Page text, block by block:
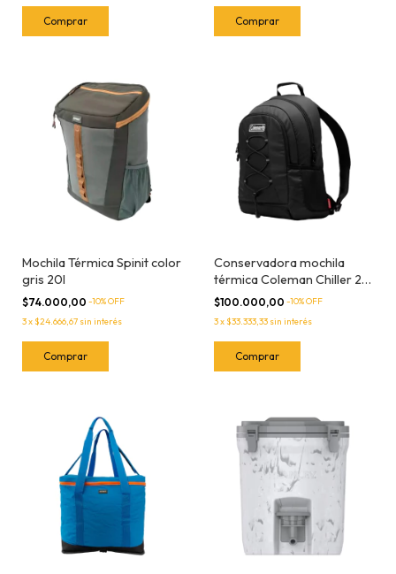
Mochila Térmica Spinit color
gris 20l
$74.000,00 -10% OFF
3x$24.666,67 sin interés
Conservadora mochila
térmica Coleman Chiller 28
latas
$100.000,00 -10% OFF
3x$33.333,33 sin interés